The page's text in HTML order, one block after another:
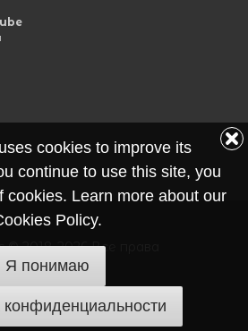
© 2018-2026 Все права
защищены
конфиденциальности
cookies to improve its
continue to use this site, you
cookies. Learn more about our
Policy.
Я понимаю
конфиденциальности